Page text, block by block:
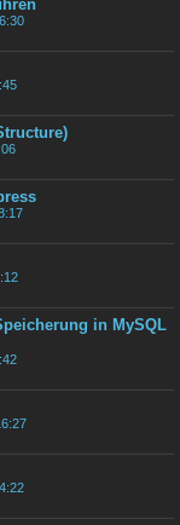
in MySQL